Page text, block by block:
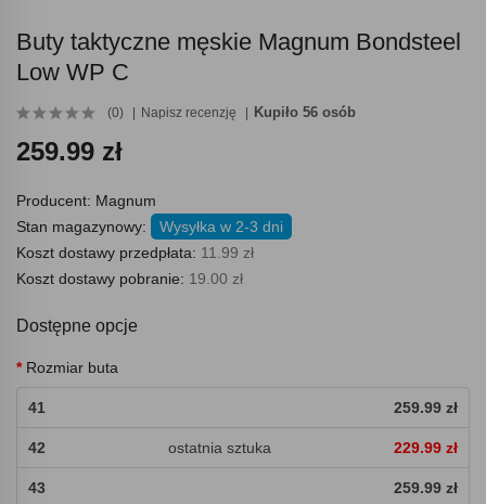
Buty taktyczne męskie Magnum Bondsteel
Low WP C
(0) Napisz recenzję Kupiło 56 osób
259.99 zł
Producent: Magnum
Stan magazynowy:
Wysyłka w 2-3 dni
Koszt dostawy przedpłata: 11.99 zł
Koszt dostawy pobranie: 19.00 zł
Dostępne opcje
Rozmiar buta
41 259.99 zł
42 ostatnia sztuka 229.99 zł
43 259.99 zł